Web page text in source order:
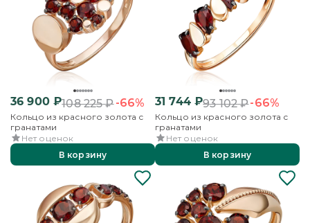
36 900₽108 225₽-66%
Кольцо из красного золота с
гранатами
Нет оценок
В корзину
31 744₽93 102₽-66%
Кольцо из красного золота с
гранатами
Нет оценок
В корзину